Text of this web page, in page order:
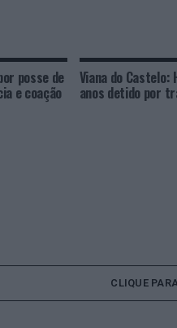
posse de
e coação
Viana do Castelo:
anos detido por
CLIQUE